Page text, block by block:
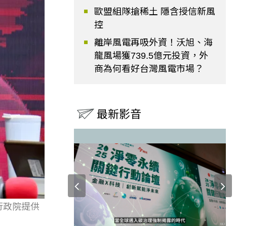
政院提供
歐盟組隊搶稀土 隱含授信新風
控
離岸風電再吸外資！沃旭、海
龍風場獲739.5億元投資，外
商為何看好台灣風電市場？
最新影音